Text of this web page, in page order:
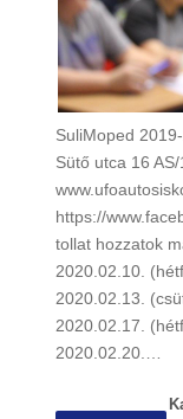
SuliMoped
Sütő utca 16
https://
tollat hozzatok
2020.02.10.
2020.02.13.
2020.02.17.
2020.02.20.…